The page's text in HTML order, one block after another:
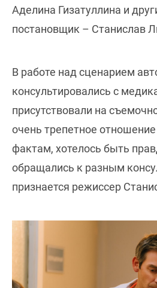
Аделина Гизатуллина и
постановщик – Станислав
В работе над сценарием
консультировались с
присутствовали на
очень трепетное
фактам, хотелось быть
обращались к разным
признается режиссер